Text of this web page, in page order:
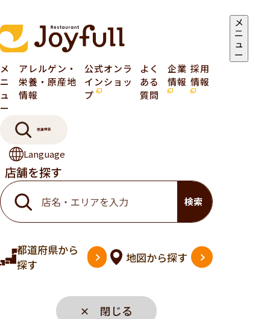
メ
ニ
ュ
ー
メ
ニ
ュ
ー
アレルゲン・
栄養・原産地
情報
公式オンラ
インショッ
プ
よく
ある
質問
企業
情報
採用
情報
店舗検索
Language
店舗を探す
検索
都道府県から
探す
地図から探す
✕ 閉じる